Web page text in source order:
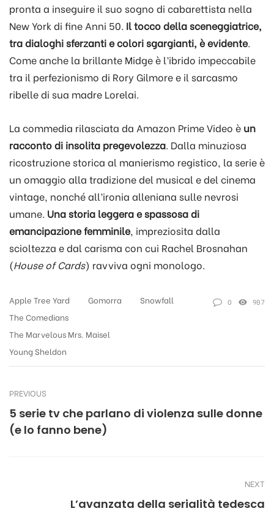
pronta a inseguire il suo sogno di cabarettista nella
New York di fine Anni 50. Il tocco della sceneggiatrice,
tra dialoghi sferzanti e colori sgargianti, è evidente.
Come anche la brillante Midge è l’ibrido impeccabile
tra il perfezionismo di Rory Gilmore e il sarcasmo
ribelle di sua madre Lorelai.
La commedia rilasciata da Amazon Prime Video è un
racconto di insolita pregevolezza. Dalla minuziosa
ricostruzione storica al manierismo registico, la serie è
un omaggio alla tradizione del musical e del cinema
vintage, nonché all’ironia alleniana sulle nevrosi
umane. Una storia leggera e spassosa di
emancipazione femminile, impreziosita dalla
scioltezza e dal carisma con cui Rachel Brosnahan
(House of Cards) ravviva ogni monologo.
Apple Tree Yard Gomorra
Snowfall
The Comedians
The Marvelous Mrs. Maisel
Young Sheldon
0 987
PREVIOUS
5 serie tv che parlano di violenza sulle donne
(e lo fanno bene)
NEXT
L’avanzata della serialità tedesca